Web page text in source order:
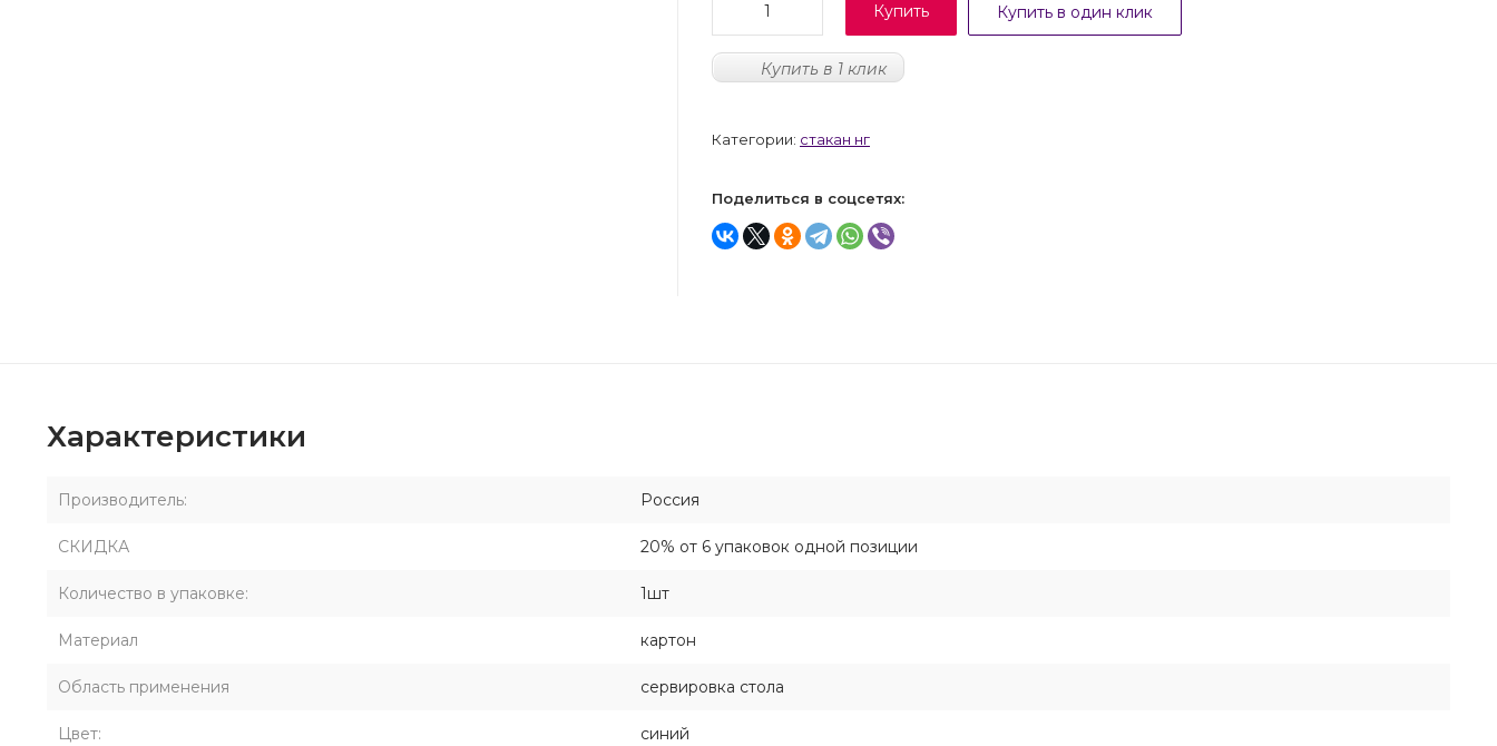
Купить Купить в один клик
Купить в 1 клик
Категории: стакан нг
Поделиться в соцсетях:
Характеристики
Производитель: Россия
СКИДКА 20% от 6 упаковок одной позиции
Количество в упаковке: 1шт
Материал картон
Область применения сервировка стола
Цвет: синий